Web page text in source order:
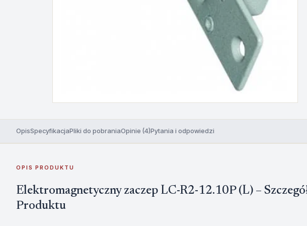
OpisSpecyfikacjaPliki do pobraniaOpinie (4)Pytania i odpowiedzi
OPIS PRODUKTU
Elektromagnetyczny zaczep LC-R2-12.10P (L) –
Produktu